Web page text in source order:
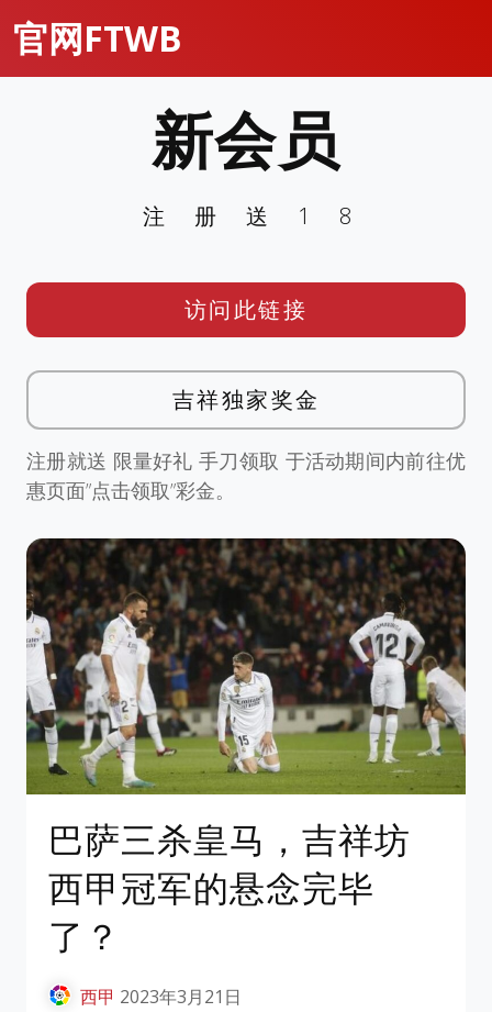
官网FTWB
巴萨三杀皇马，吉祥坊
西甲冠军的悬念完毕
了？
西甲 2023年3月21日
新会员
注册送18
访问此链接
吉祥独家奖金
注册就送 限量好礼 手刀领取 于活动期间内前往优
惠页面”点击领取”彩金。